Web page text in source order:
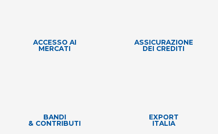
ACCESSO AI
MERCATI
ASSICURAZIONE
DEI CREDITI
BANDI
& CONTRIBUTI
EXPORT
ITALIA